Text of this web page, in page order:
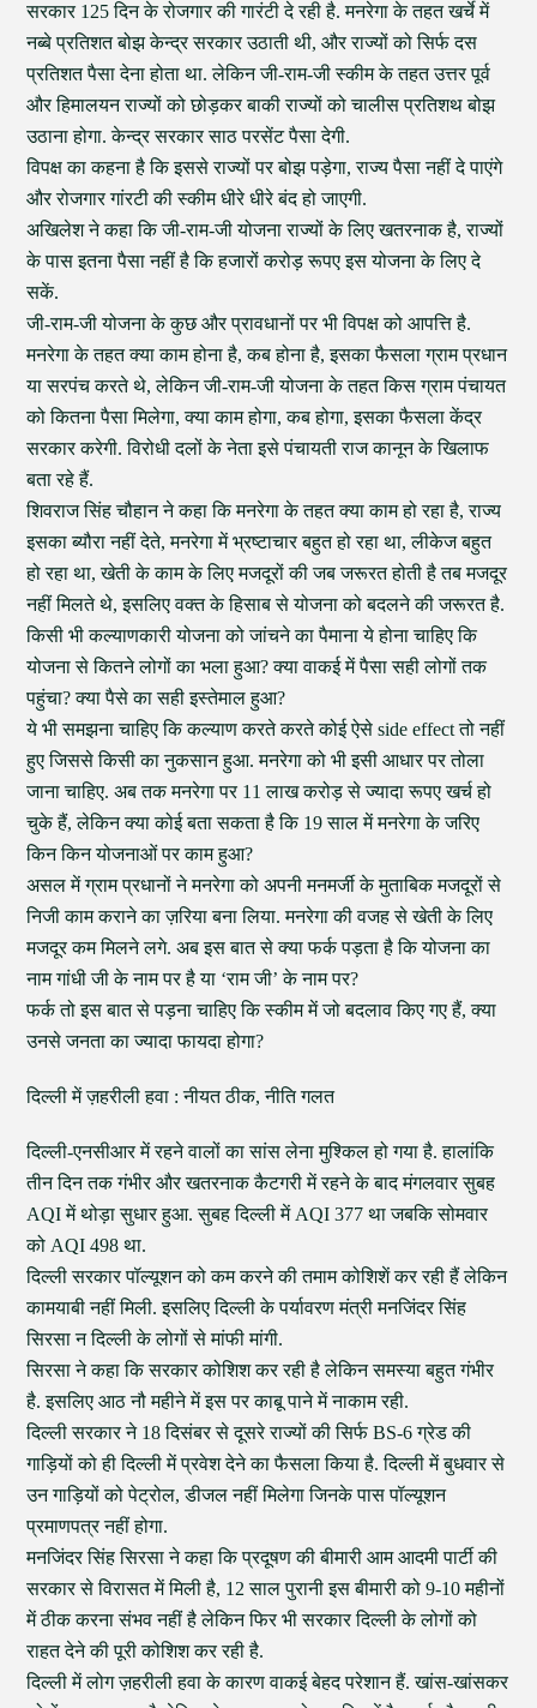
सरकार 125 दिन के रोजगार की गारंटी दे रही है. मनरेगा के तहत खर्चे में
नब्बे प्रतिशत बोझ केन्द्र सरकार उठाती थी, और राज्यों को सिर्फ दस
प्रतिशत पैसा देना होता था. लेकिन जी-राम-जी स्कीम के तहत उत्तर पूर्व
और हिमालयन राज्यों को छोड़कर बाकी राज्यों को चालीस प्रतिशथ बोझ
उठाना होगा. केन्द्र सरकार साठ परसेंट पैसा देगी.
विपक्ष का कहना है कि इससे राज्यों पर बोझ पड़ेगा, राज्य पैसा नहीं दे पाएंगे
और रोजगार गांरटी की स्कीम धीरे धीरे बंद हो जाएगी.
अखिलेश ने कहा कि जी-राम-जी योजना राज्यों के लिए खतरनाक है, राज्यों
के पास इतना पैसा नहीं है कि हजारों करोड़ रूपए इस योजना के लिए दे
सकें.
जी-राम-जी योजना के कुछ और प्रावधानों पर भी विपक्ष को आपत्ति है.
मनरेगा के तहत क्या काम होना है, कब होना है, इसका फैसला ग्राम प्रधान
या सरपंच करते थे, लेकिन जी-राम-जी योजना के तहत किस ग्राम पंचायत
को कितना पैसा मिलेगा, क्या काम होगा, कब होगा, इसका फैसला केंद्र
सरकार करेगी. विरोधी दलों के नेता इसे पंचायती राज कानून के खिलाफ
बता रहे हैं.
शिवराज सिंह चौहान ने कहा कि मनरेगा के तहत क्या काम हो रहा है, राज्य
इसका ब्यौरा नहीं देते, मनरेगा में भ्रष्टाचार बहुत हो रहा था, लीकेज बहुत
हो रहा था, खेती के काम के लिए मजदूरों की जब जरूरत होती है तब मजदूर
नहीं मिलते थे, इसलिए वक्त के हिसाब से योजना को बदलने की जरूरत है.
किसी भी कल्याणकारी योजना को जांचने का पैमाना ये होना चाहिए कि
योजना से कितने लोगों का भला हुआ? क्या वाकई में पैसा सही लोगों तक
पहुंचा? क्या पैसे का सही इस्तेमाल हुआ?
ये भी समझना चाहिए कि कल्याण करते करते कोई ऐसे side effect तो नहीं
हुए जिससे किसी का नुकसान हुआ. मनरेगा को भी इसी आधार पर तोला
जाना चाहिए. अब तक मनरेगा पर 11 लाख करोड़ से ज्यादा रूपए खर्च हो
चुके हैं, लेकिन क्या कोई बता सकता है कि 19 साल में मनरेगा के जरिए
किन किन योजनाओं पर काम हुआ?
असल में ग्राम प्रधानों ने मनरेगा को अपनी मनमर्जी के मुताबिक मजदूरों से
निजी काम कराने का ज़रिया बना लिया. मनरेगा की वजह से खेती के लिए
मजदूर कम मिलने लगे. अब इस बात से क्या फर्क पड़ता है कि योजना का
नाम गांधी जी के नाम पर है या ‘राम जी’ के नाम पर?
फर्क तो इस बात से पड़ना चाहिए कि स्कीम में जो बदलाव किए गए हैं, क्या
उनसे जनता का ज्यादा फायदा होगा?
दिल्ली में ज़हरीली हवा : नीयत ठीक, नीति गलत
दिल्ली-एनसीआर में रहने वालों का सांस लेना मुश्किल हो गया है. हालांकि
तीन दिन तक गंभीर और खतरनाक कैटगरी में रहने के बाद मंगलवार सुबह
AQI में थोड़ा सुधार हुआ. सुबह दिल्ली में AQI 377 था जबकि सोमवार
को AQI 498 था.
दिल्ली सरकार पॉल्यूशन को कम करने की तमाम कोशिशें कर रही हैं लेकिन
कामयाबी नहीं मिली. इसलिए दिल्ली के पर्यावरण मंत्री मनजिंदर सिंह
सिरसा न दिल्ली के लोगों से मांफी मांगी.
सिरसा ने कहा कि सरकार कोशिश कर रही है लेकिन समस्या बहुत गंभीर
है. इसलिए आठ नौ महीने में इस पर काबू पाने में नाकाम रही.
दिल्ली सरकार ने 18 दिसंबर से दूसरे राज्यों की सिर्फ BS-6 ग्रेड की
गाड़ियों को ही दिल्ली में प्रवेश देने का फैसला किया है. दिल्ली में बुधवार से
उन गाड़ियों को पेट्रोल, डीजल नहीं मिलेगा जिनके पास पॉल्यूशन
प्रमाणपत्र नहीं होगा.
मनजिंदर सिंह सिरसा ने कहा कि प्रदूषण की बीमारी आम आदमी पार्टी की
सरकार से विरासत में मिली है, 12 साल पुरानी इस बीमारी को 9-10 महीनों
में ठीक करना संभव नहीं है लेकिन फिर भी सरकार दिल्ली के लोगों को
राहत देने की पूरी कोशिश कर रही है.
दिल्ली में लोग ज़हरीली हवा के कारण वाकई बेहद परेशान हैं. खांस-खांसकर